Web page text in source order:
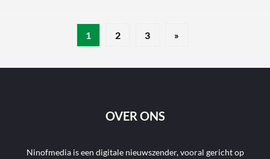
1 2 3 »
OVER ONS
Ninofmedia is een digitale nieuwszender, vooral gericht op